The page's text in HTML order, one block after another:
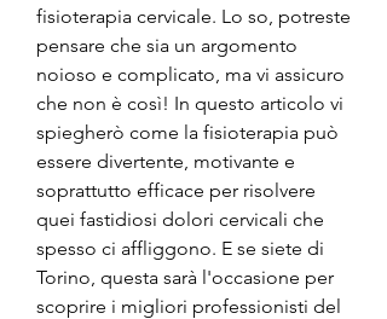
fisioterapia cervicale. Lo so, potreste
pensare che sia un argomento
noioso e complicato, ma vi assicuro
che non è così! In questo articolo vi
spiegherò come la fisioterapia può
essere divertente, motivante e
soprattutto efficace per risolvere
quei fastidiosi dolori cervicali che
spesso ci affliggono. E se siete di
Torino, questa sarà l'occasione per
scoprire i migliori professionisti del